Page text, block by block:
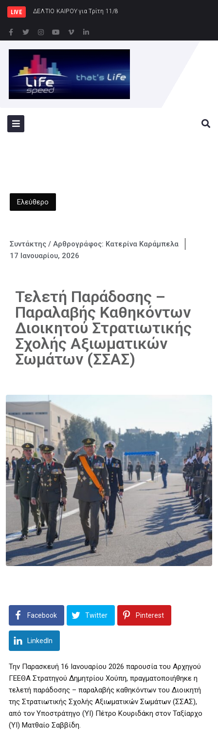
LIVE ΔΕΛΤΙΟ ΚΑΙΡΟΥ για Τρίτη 11/8
Ελεύθερο
Συντάκτης / Αρθρογράφος: Κατερίνα Καράμπελα
17 Ιανουαρίου, 2026
Τελετή Παράδοσης –
Παραλαβής Καθηκόντων
Διοικητού Στρατιωτικής
Σχολής Αξιωματικών
Σωμάτων (ΣΣΑΣ)
Facebook Twitter Pinterest
LinkedIn
Την Παρασκευή 16 Ιανουαρίου 2026 παρουσία του Αρχηγού
ΓΕΕΘΑ Στρατηγού Δημητρίου Χούπη, πραγματοποιήθηκε η
τελετή παράδοσης – παραλαβής καθηκόντων του Διοικητή
της Στρατιωτικής Σχολής Αξιωματικών Σωμάτων (ΣΣΑΣ),
από τον Υποστράτηγο (ΥΙ) Πέτρο Κουριδάκη στον Ταξίαρχο
(ΥΙ) Ματθαίο Σαββίδη.